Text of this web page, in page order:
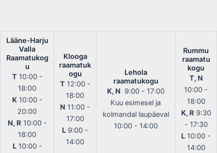
Lääne-Harju
Valla
Raamatukog
u
T10:00 -
18:00
K10:00 -
20:00
N, R 10:00 -
18:00
L10:00 -
Klooga
raamatuk
ogu
T12:00 -
18:00
N 11:00 -
17:00
L 9:00 -
14:00
Lehola
raamatukogu
K, N 9:00 - 17:00
Kuu esimesel ja
kolmandal laupäeval
10:00 - 14:00
Rummu
raamatu
kogu
T, N
10:00 -
18:00
K, R 9:30
- 17:30
L 10:00 -
14:00